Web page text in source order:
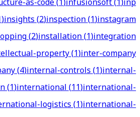
)insights(2)inspection(1)instagram
(2)installation(1)integration
property(1)inter-company
(4)internal-controls(1)internal-
(1)international(11)international-
logistics(1)international-